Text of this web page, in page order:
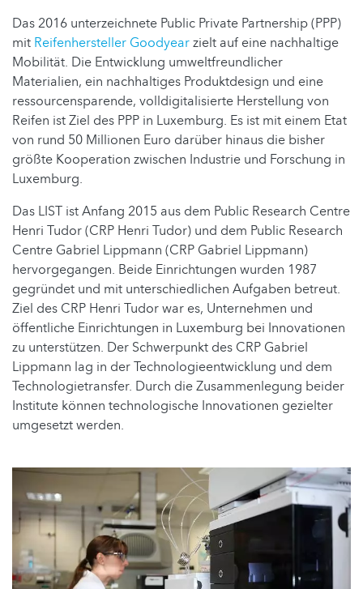
Das 2016 unterzeichnete Public Private Partnership (PPP)
mit Reifenhersteller Goodyearzielt auf eine nachhaltige
Mobilität. Die Entwicklung umweltfreundlicher
Materialien, ein nachhaltiges Produktdesign und eine
ressourcensparende, volldigitalisierte Herstellung von
Reifen ist Ziel des PPP in Luxemburg. Es ist mit einem Etat
von rund 50 Millionen Euro darüber hinaus die bisher
größte Kooperation zwischen Industrie und Forschung in
Luxemburg.
Das LIST ist Anfang 2015 aus dem Public Research Centre
Henri Tudor (CRP Henri Tudor) und dem Public Research
Centre Gabriel Lippmann (CRP Gabriel Lippmann)
hervorgegangen. Beide Einrichtungen wurden 1987
gegründet und mit unterschiedlichen Aufgaben betreut.
Ziel des CRP Henri Tudor war es, Unternehmen und
öffentliche Einrichtungen in Luxemburg bei Innovationen
zu unterstützen. Der Schwerpunkt des CRP Gabriel
Lippmann lag in der Technologieentwicklung und dem
Technologietransfer. Durch die Zusammenlegung beider
Institute können technologische Innovationen gezielter
umgesetzt werden.